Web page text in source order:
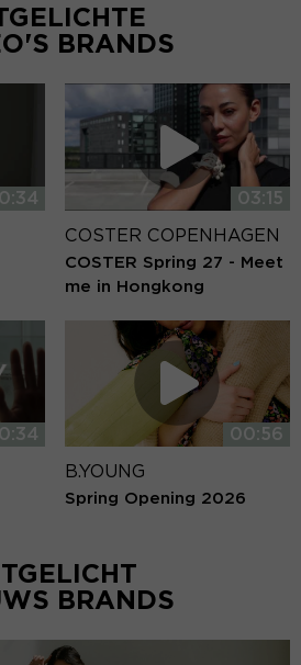
BRANDS
03:15
COSTER COPENHAGEN
COSTER Spring 27 - Meet
me in Hongkong
00:56
B.YOUNG
Spring Opening 2026
BRANDS